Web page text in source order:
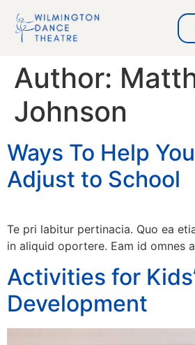
Author:
Johnson
Ways To Help
Adjust to School
Te pri labitur pertinacia. Quo ea
in aliquid oportere. Eam id omnes
Activities for
Development